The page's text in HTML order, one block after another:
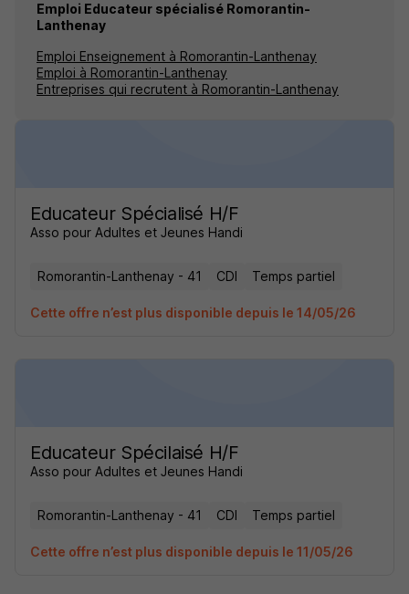
Emploi Educateur spécialisé Romorantin-
Lanthenay
Emploi Enseignement à Romorantin-Lanthenay
Emploi à Romorantin-Lanthenay
Entreprises qui recrutent à Romorantin-Lanthenay
Educateur Spécialisé H/F
Asso pour Adultes et Jeunes Handi
Romorantin-Lanthenay - 41 CDI Temps partiel
Cette offre n’est plus disponible depuis le 14/05/26
Educateur Spécilaisé H/F
Asso pour Adultes et Jeunes Handi
Romorantin-Lanthenay - 41 CDI Temps partiel
Cette offre n’est plus disponible depuis le 11/05/26